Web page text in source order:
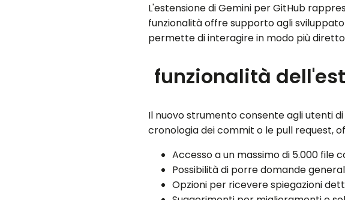
L'estensione di Gemini per GitHub
funzionalità offre supporto agli
permette di interagire in modo più
funzionalità
Il nuovo strumento consente agli utenti
cronologia dei commit o le pull request,
Accesso a un massimo di 5.000 file
Possibilità di porre domande
Opzioni per ricevere spiegazioni